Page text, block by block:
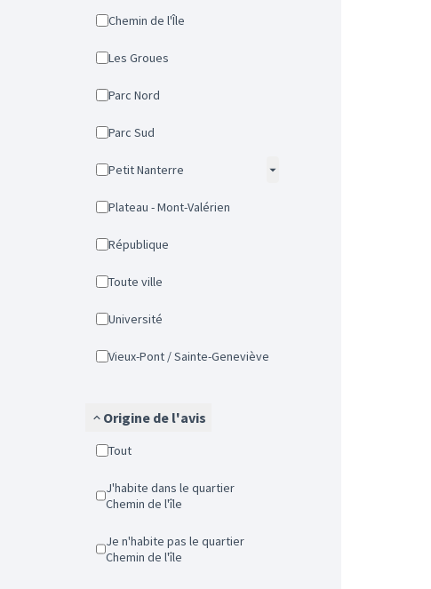
Chemin de l'Île
Les Groues
Parc Nord
Parc Sud
Petit Nanterre
Plateau - Mont-Valérien
République
Toute ville
Université
Vieux-Pont / Sainte-Geneviève
Origine de l'avis
Tout
J'habite dans le quartier
Chemin de l'île
Je n'habite pas le quartier
Chemin de l'île